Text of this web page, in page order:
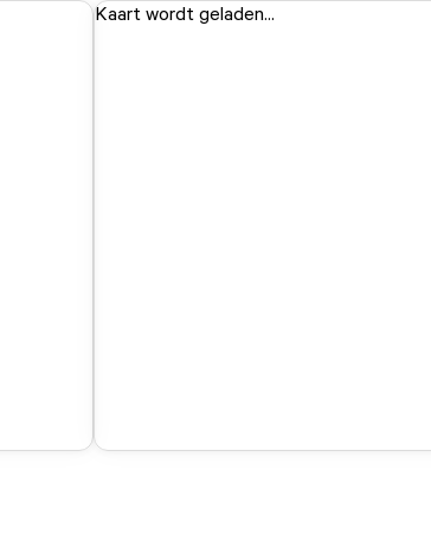
Kaart wordt geladen...